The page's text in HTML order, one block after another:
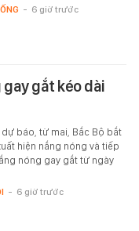
- 6 giờ trước
gắt kéo dài
dự báo, từ mai, Bắc Bộ bắt
hiện nắng nóng và tiếp
nóng gay gắt từ ngày
- 6 giờ trước